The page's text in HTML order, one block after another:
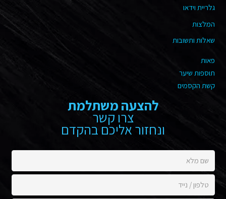
גלריית וידאו
המלצות
שאלות ותשובות
פאות
תוספות שיער
קשת הקסמים
להצעה משתלמת
צרו קשר
ונחזור אליכם בהקדם